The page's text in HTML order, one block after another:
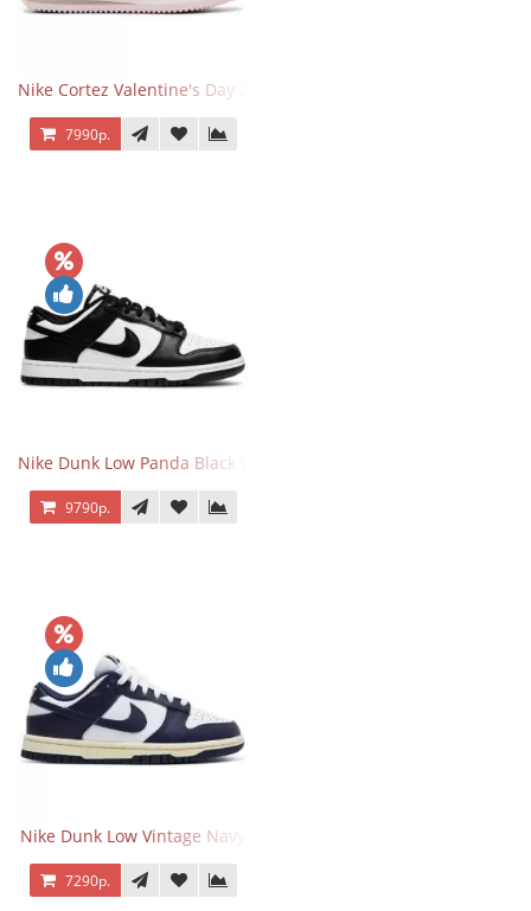
Nike Cortez Valentine's Day 2025
7990р.
Nike Dunk Low Panda Black White
9790р.
Nike Dunk Low Vintage Navy
7290р.